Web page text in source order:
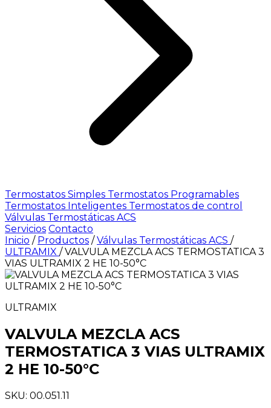
Termostatos Simples Termostatos Programables
Termostatos Inteligentes Termostatos de control
Válvulas Termostáticas ACS
Servicios Contacto
Inicio / Productos /Válvulas Termostáticas ACS /
ULTRAMIX /VALVULA MEZCLA ACS TERMOSTATICA 3
VIAS ULTRAMIX 2 HE 10-50°C
ULTRAMIX
VALVULA MEZCLA ACS
TERMOSTATICA 3 VIAS ULTRAMIX
2 HE 10-50°C
SKU: 00.051.11